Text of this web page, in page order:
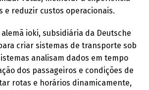
e reduzir custos operacionais.
alemã ioki, subsidiária da Deutsche
criar sistemas de transporte sob
analisam dados em tempo
dos passageiros e condições de
rotas e horários dinamicamente,